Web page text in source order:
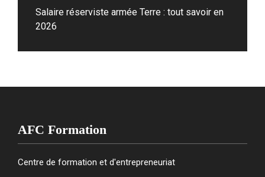
Salaire réserviste armée Terre : tout savoir en
2026
AFC Formation
Centre de formation et d'entrepreneuriat